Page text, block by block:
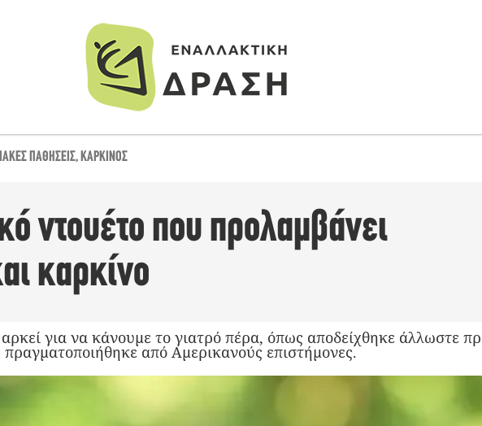
ΠΑΘΉΣΕΙΣ,ΚΑΡΚΊΝΟΣ
ντουέτο που προλαμβάνει
καρκίνο
για να κάνουμε το γιατρό πέρα, όπως αποδείχθηκε άλλωστε
πραγματοποιήθηκε από Αμερικανούς επιστήμονες.